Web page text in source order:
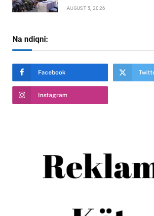
AUGUST 5, 2026
Na ndiqni:
Facebook
Instagram